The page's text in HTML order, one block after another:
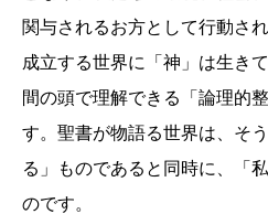
関与されるお方として行動さ
成立する世界に「神」は生き
間の頭で理解できる「論理的
す。聖書が物語る世界は、そ
る」ものであると同時に、「
のです。